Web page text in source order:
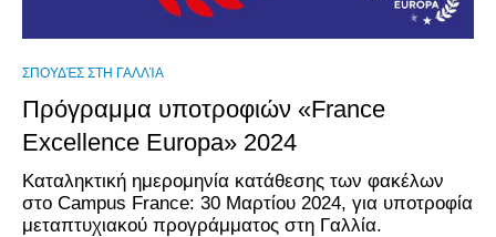
ΣΠΟΥΔΈΣ ΣΤΗ ΓΑΛΛΊΑ
Πρόγραμμα υποτροφιών «France
Excellence Europa» 2024
Καταληκτική ημερομηνία κατάθεσης των φακέλων
στο Campus France: 30 Μαρτίου 2024, για υποτροφία
μεταπτυχιακού προγράμματος στη Γαλλία.